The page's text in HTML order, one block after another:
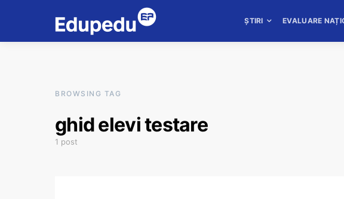
ȘTIRI EVALUARE
BROWSING TAG
ghid elevi testare
1 post